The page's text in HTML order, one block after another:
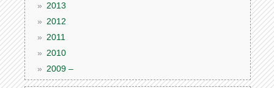
2013
2012
2011
2010
2009 –